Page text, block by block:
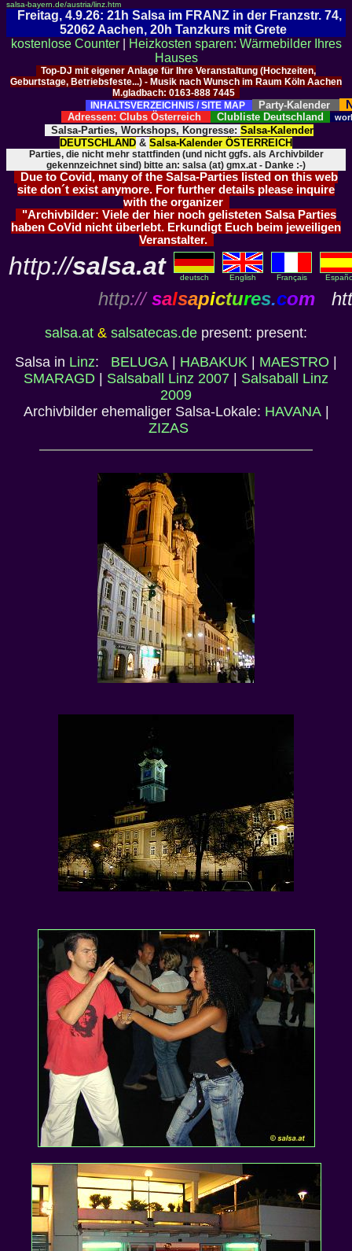
salsa-bayern.de/austria/linz.htm
Freitag, 4.9.26: 21h Salsa im FRANZ in der Franzstr. 74,
52062 Aachen, 20h Tanzkurs mit Grete
kostenlose Counter|
Heizkosten sparen: Wärmebilder Ihres
Hauses
Top-DJ mit eigener Anlage für Ihre Veranstaltung (Hochzeiten,
Geburtstage, Betriebsfeste...) - Musik nach Wunsch im Raum Köln Aachen
M.gladbach: 0163-888 7445
INHALTSVERZEICHNIS / SITE MAP
Party-Kalender
Adressen: Clubs Österreich Clubliste Deutschland
Salsa-Parties, Workshops, Kongresse: Salsa-Kalender
DEUTSCHLAND & Salsa-Kalender ÖSTERREICH
Parties, die nicht mehr stattfinden (und nicht ggfs. als Archivbilder
gekennzeichnet sind) bitte an: salsa (at) gmx.at - Danke :-)
Due to Covid, many of the Salsa-Parties listed on this web
site don´t exist anymore. For further details please inquire
with the organizer
"Archivbilder: Viele der hier noch gelisteten Salsa Parties
haben CoVid nicht überlebt. Erkundigt Euch beim jeweiligen
Veranstalter.
http://salsa.at deutsch English Français
http:// salsapictures.com
salsa.at & salsatecas.de present: present:
Salsa in Linz: BELUGA HABAKUK MAESTRO
SMARAGD
Salsaball Linz 2007
Salsaball Linz
2009
Archivbilder ehemaliger Salsa-Lokale: HAVANA|
ZIZAS